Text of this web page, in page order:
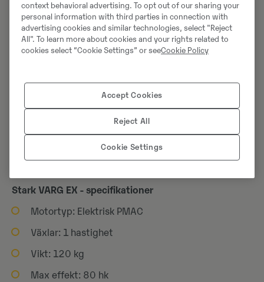
Stark VARG EX - specifikationer
Motortyp: Elektrisk PMAC
Växlar: 1 hastighet
Vikt: 120 kg
Max effekt: 80 hk
context behavioral advertising. To opt out of our sharing your
personal information with third parties in connection with
advertising cookies and similar technologies, select "Reject
All". To learn more about cookies and your rights related to
cookies select “Cookie Settings” or seeCookie Policy
Accept Cookies
Reject All
Cookie Settings